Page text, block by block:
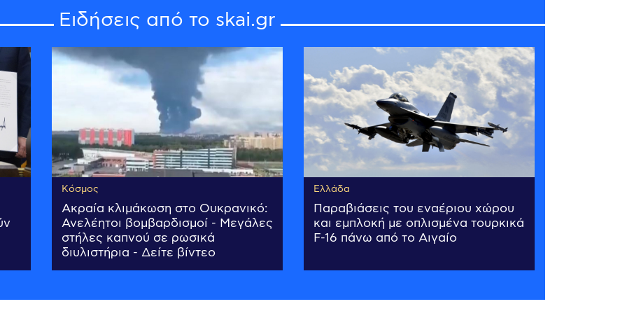
Ειδήσεις από το skai.gr
Κόσμος
Ακραία κλιμάκωση στο Ουκρανικό:
Ανελέητοι βομβαρδισμοί - Μεγάλες
στήλες καπνού σε ρωσικά
διυλιστήρια - Δείτε βίντεο
Ελλάδα
Παραβιάσεις του εναέριου χώρου
και εμπλοκή με οπλισμένα τουρκικά
F-16 πάνω από το Αιγαίο